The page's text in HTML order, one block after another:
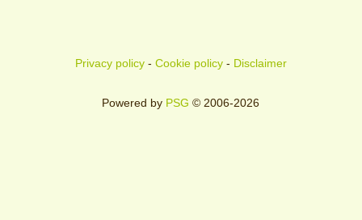
Privacy policy- Cookie policy- Disclaimer
Powered by PSG © 2006-2026